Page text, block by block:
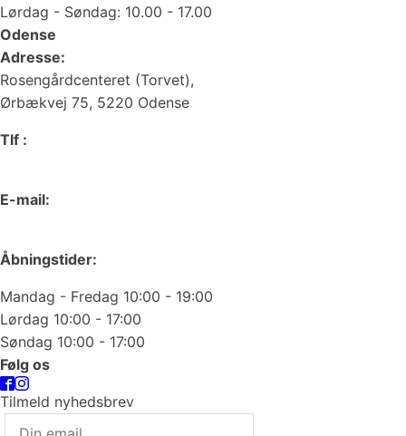
Lørdag - Søndag: 10.00 - 17.00
Odense
Adresse:
Rosengårdcenteret (Torvet),
Ørbækvej 75, 5220 Odense
Tlf :
E-mail:
Åbningstider:
Mandag - Fredag 10:00 - 19:00
Lørdag 10:00 - 17:00
Søndag 10:00 - 17:00
Følg os
Tilmeld nyhedsbrev